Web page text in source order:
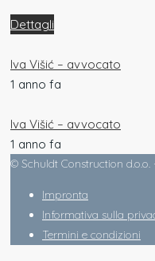
Dettagli
Iva Višić – avvocato
1 anno fa
Iva Višić – avvocato
1 anno fa
© Schuldt Construction
Impronta
Informativa sulla
Termini e condizioni